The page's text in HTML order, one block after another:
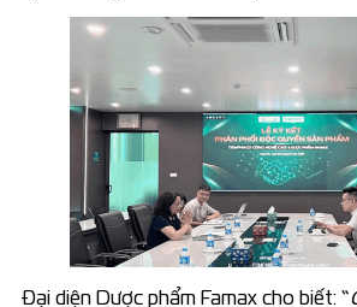
Đại diện Dược phẩm Famax cho biết: “